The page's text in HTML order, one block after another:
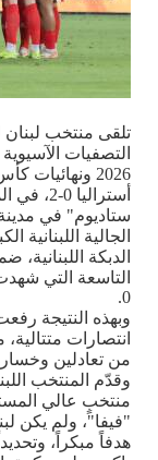
تلقى منتخب
التصفيات
الجالية
الدبكة
0.
انتصارات
من تعادلين
وقدّم المنتخب
"فيفا"، ولم يكن
هدفاً مبكراً،